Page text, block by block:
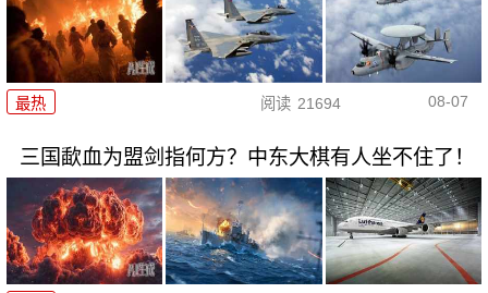
最热 阅读 21694 08-07
三国歃血为盟剑指何方？中东大棋有人坐不住了！